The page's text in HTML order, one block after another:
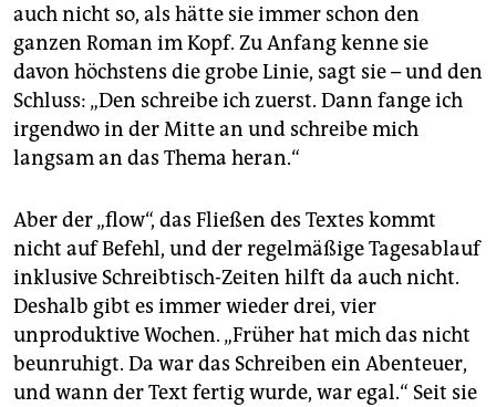
auch nicht so, als hätte sie immer schon den
ganzen Roman im Kopf. Zu Anfang kenne sie
davon höchstens die grobe Linie, sagt sie – und den
Schluss: „Den schreibe ich zuerst. Dann fange ich
irgendwo in der Mitte an und schreibe mich
langsam an das Thema heran.“
Aber der „flow“, das Fließen des Textes kommt
nicht auf Befehl, und der regelmäßige Tagesablauf
inklusive Schreibtisch-Zeiten hilft da auch nicht.
Deshalb gibt es immer wieder drei, vier
unproduktive Wochen. „Früher hat mich das nicht
beunruhigt. Da war das Schreiben ein Abenteuer,
und wann der Text fertig wurde, war egal.“ Seit sie